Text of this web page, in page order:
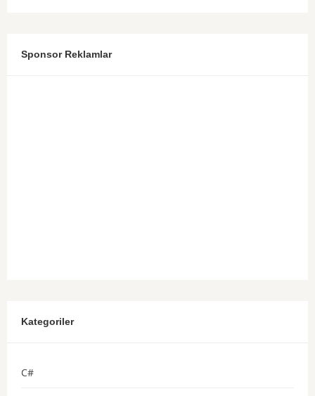
Sponsor Reklamlar
Kategoriler
C#